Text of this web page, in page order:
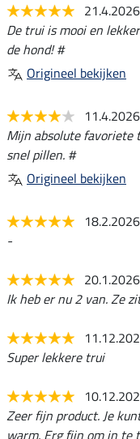
21.4.2026
De trui is mooi en
de hond! #
Origineel bekijken
11.4.2026
Mijn absolute favoriete
snel pillen. #
Origineel bekijken
18.2.2026
-
20.1.2026
Ik heb er nu 2 van. Ze
Super lekkere trui
Zeer fijn product. Je
warm. Erg fijn om in te